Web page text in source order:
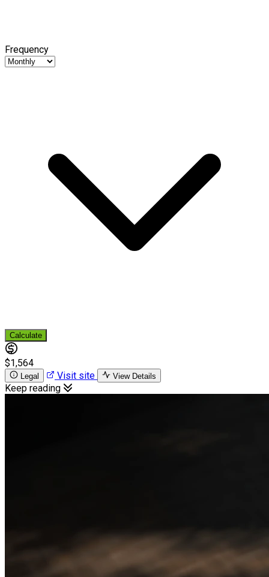
Frequency
Calculate
$1,564
Legal Visit site View Details
Keep reading